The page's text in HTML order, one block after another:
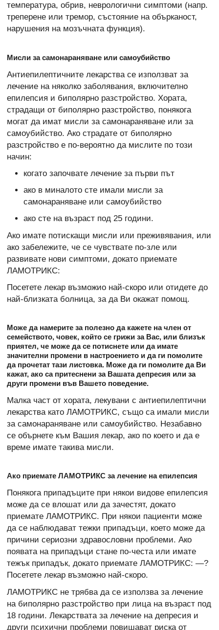
температура, обрив, неврологични симптоми (напр.
треперене или тремор, състояние на обърканост,
нарушения на мозъчната функция).
Мисли за самонараняване или самоубийство
Антиепилептичните лекарства се използват за
лечение на няколко заболявания, включително
епилепсия и биполярно разстройство. Хората,
страдащи от биполярно разстройство, понякога
могат да имат мисли за самонараняване или за
самоубийство. Ако страдате от биполярно
разстройство е по-вероятно да мислите по този
начин:
когато започвате лечение за първи път
ако в миналото сте имали мисли за
самонараняване или самоубийство
ако сте на възраст под 25 години.
Ако имате потискащи мисли или преживявания, или
ако забележите, че се чувствате по-зле или
развивате нови симптоми, докато приемате
ЛАМОТРИКС:
Посетете лекар възможио най-скоро или отидете до
най-близката болница, за да Ви окажат помощ.
Може да намерите за полезно да кажете на член от
семейството, човек, който се грижи за Вас, или близък
приятел, че може да се потиснете или да имате
значителни промени в настроението и да ги помолите
да прочетат тази листовка. Може да ги помолите да Ви
кажат, ако са притеснени за Вашата депресия или за
други промени във Вашето поведение.
Малка част от хората, лекувани с антиепилептични
лекарства като ЛАМОТРИКС, също са имали мисли
за самонараняване или самоубийство. Незабавно
се обърнете към Вашия лекар, ако по което и да е
време имате такива мисли.
Ако приемате ЛАМОТРИКС за лечение на епилепсия
Понякога припадъците при някои видове епилепсия
може да се влошат или да зачестят, докато
приемате ЛАМОТРИКС. При някои пациенти може
да се наблюдават тежки припадъци, което може да
причини сериозни здравословни проблеми. Ако
появата на припадъци стане по-честа или имате
тежък припадък, докато приемате ЛАМОТРИКС: —?
Посетете лекар възможно най-скоро.
ЛАМОТРИКС не трябва да се използва за лечение
на биполярно разстройство при лица на възраст под
18 години. Лекарствата за лечение на депресия и
други психични проблеми повишават риска от